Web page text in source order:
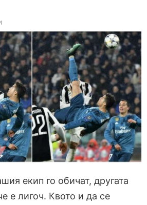
екип го обичат, другата
е лигоч. Квото и да се